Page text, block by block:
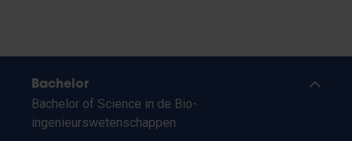
Bachelor
Bachelor of Science in de Bio-
ingenieurswetenschappen